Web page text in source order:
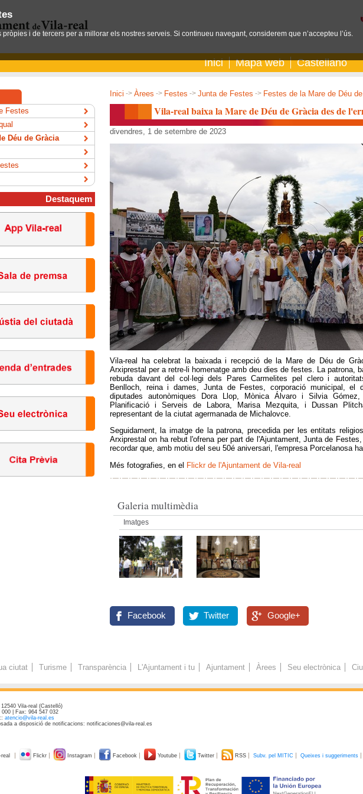
Inici Mapa web Castellano
Inici -> Àrees -> Festes -> Junta de Festes -> Festes de la Mare de Déu
Vila-real baixa la Mare de Déu de Gràcia des de
divendres, 1 de setembre de 2023
Vila-real ha celebrat la baixada i recepció de la Mare de Déu de
Arxiprestal per a retre-li homenatge amb deu dies de festes. La patrona,
rebuda davant del col·legi dels Pares Carmelites pel clero i
Benlloch, reina i dames, Junta de Festes, corporació municipal, el
diputades autonòmiques Dora Llop, Mònica Álvaro i Silvia
Planificació i Serveis de Labora, Marisa Mezquita, i Dussan
representant de la ciutat agermanada de Michalovce.
Seguidament, la imatge de la patrona, precedida per les entitats
Arxiprestal on ha rebut l'ofrena per part de l'Ajuntament, Junta de
recordar que, amb motiu del seu 50é aniversari, l'empresa Porcelanosa
Més fotografies, en el Flickr de l'Ajuntament de Vila-real
Galeria multimèdia
Imatges
Facebook Twitter Google+
Festes
Déu de Gràcia
Destaquem
ciutat Turisme Transparència L'Ajuntament i tu Ajuntament Àrees Seu electrònica
Vila-real (Castelló)
000 | Fax: 964 547 032
atencio@vila-real.es
a disposició de notificacions: notificaciones@vila-real.es
Flickr Instagram Facebook Youtube Twitter RSS Subv. pel MITIC Queixes i suggeriments
i de tercers per a millorar els nostres serveis. Si continueu navegant, considerem que n’accepteu l’ús.